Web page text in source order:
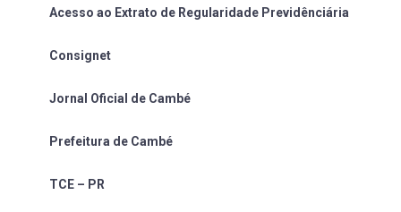
Acesso ao Extrato de Regularidade Previdênciária
Consignet
Jornal Oficial de Cambé
Prefeitura de Cambé
TCE – PR